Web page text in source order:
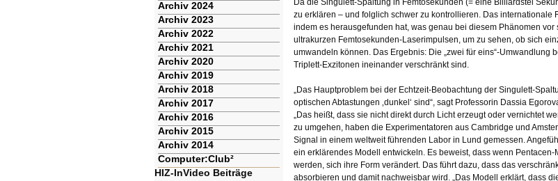
Da die Singulett-Spaltung in Femtosekunden (= eine Billiardstel
zu erklären – und folglich schwer zu kontrollieren. Das internationale
indem es herausgefunden hat, was genau bei diesem Phänomen
ultrakurzen Femtosekunden-Laserimpulsen, um zu sehen, ob sich
umwandeln können. Das Ergebnis: Die „zwei für eins“-Umwandlung
Triplett-Exzitonen ineinander verschränkt sind.
„Das Hauptproblem bei der Echtzeit-Beobachtung der Singulett-
optischen Abtastungen ‚dunkel‘ sind“, sagt Professorin Dassia
„Das heißt, dass sie nicht direkt durch Licht erzeugt oder vernichtet
zu umgehen, haben die Experimentatoren aus Cambridge und
Signal in einem weltweit führenden Labor in Lund gemessen.
ein erklärendes Modell entwickeln. Es beweist, dass wenn
werden, sich ihre Form verändert. Das führt dazu, dass das
absorbieren und damit nachweisbar wird. „Das Modell erklärt, dass
Archiv 2024
Archiv 2023
Archiv 2022
Archiv 2021
Archiv 2020
Archiv 2019
Archiv 2018
Archiv 2017
Archiv 2016
Archiv 2015
Archiv 2014
Computer:Club²
HIZ-InVideo Beiträge